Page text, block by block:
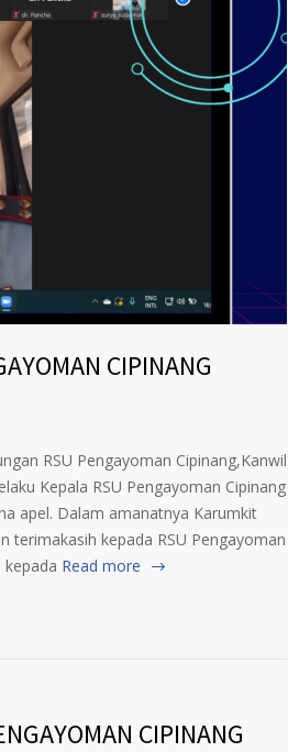
CIPINANG
RSU Pengayoman Cipinang,Kanwil
Kepala RSU Pengayoman Cipinang
apel. Dalam amanatnya Karumkit
terimakasih kepada RSU Pengayoman
Read more
CIPINANG